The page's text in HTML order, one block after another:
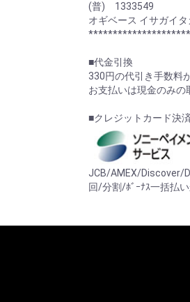
(普) 1333549
オギベース イサガイ
■代金引換
330円の代引き手数料
お支払いは現金のみの
■クレジットカード決済
JCB/AMEX/Discover/
回/分割/ﾎﾞｰﾅｽ一括払